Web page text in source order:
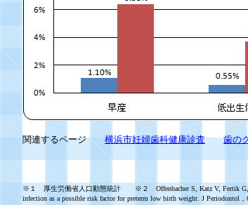
関連するページ 横浜市妊婦歯科健康診査 歯の
※１ 厚生労働省人口動態統計 ※２ Offenbacher S, Katz V, Fertik G,
infection as a possible risk factor for preterm low birth weight. J